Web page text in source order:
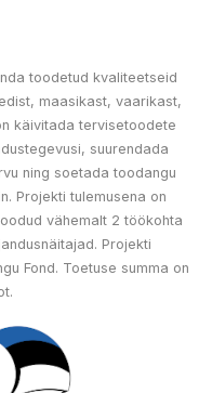
toodetud kvaliteetseid
maasikast, vaarikast,
käivitada tervisetoodete
suurendada
ning soetada toodangu
Projekti tulemusena on
vähemalt 2 töökohta
Projekti
Fond. Toetuse summa on